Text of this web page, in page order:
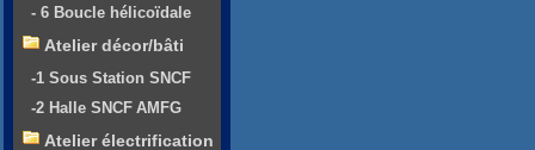
- 6 Boucle hélicoïdale
Atelier décor/bâti
-1 Sous Station SNCF
-2 Halle SNCF AMFG
Atelier électrification